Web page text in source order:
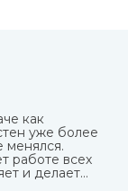
как
уже более
менялся.
работе всех
и делает